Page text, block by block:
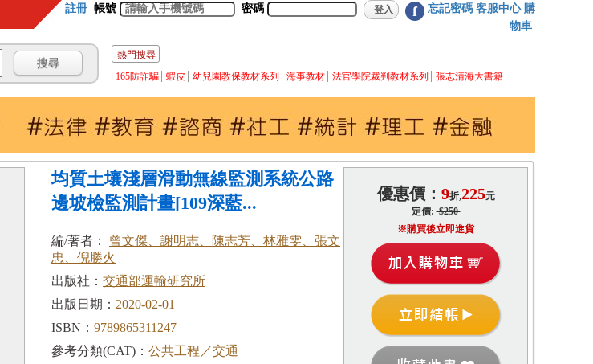
註冊 帳號 密碼 f 忘記密碼 客服中心 購
物車
熱門搜尋
165防詐騙
蝦皮 幼兒園教保教材系列 海事教材 法官學院裁判教材系列 張志清海大書籍
均質土壤淺層滑動無線監測系統公路
邊坡檢監測計畫[109深藍...
編/著者： 曾文傑、謝明志、陳志芳、林雅雯、張文
忠、倪勝火
出版社： 交通部運輸研究所
出版日期： 2020-02-01
ISBN： 9789865311247
參考分類(CAT)： 公共工程／交通
優惠價： 9折,225元
定價:$250
※購買後立即進貨